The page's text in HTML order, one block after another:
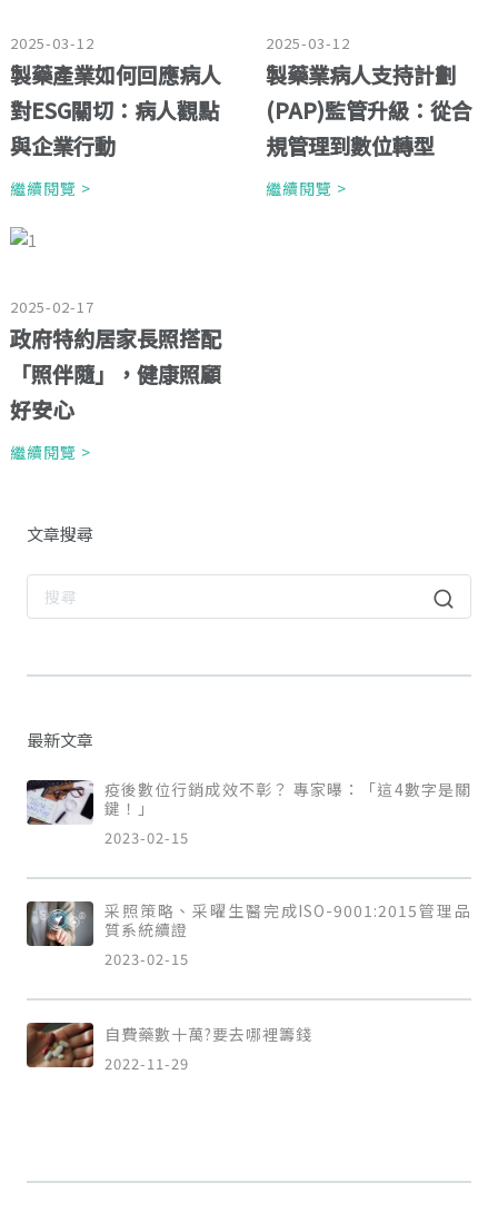
2025-03-12
製藥產業如何回應病人
對ESG關切：病人觀點
與企業行動
繼續閱覽 >
2025-03-12
製藥業病人支持計劃
(PAP)監管升級：從合
規管理到數位轉型
繼續閱覽 >
2025-02-17
政府特約居家長照搭配
「照伴隨」，健康照顧
好安心
繼續閱覽 >
文章搜尋
最新文章
疫後數位行銷成效不彰？ 專家曝：「這4數字是關
鍵！」
2023-02-15
采照策略、采曜生醫完成ISO-9001:2015管理品
質系統續證
2023-02-15
自費藥數十萬?要去哪裡籌錢
2022-11-29